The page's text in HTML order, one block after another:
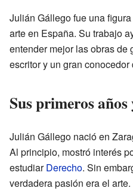
Julián Gállego fue una
arte en España. Su trabajo
entender mejor las obras de
escritor y un gran
Sus primeros
Julián Gállego nació en
Al principio, mostró interés
estudiarDerecho. Sin
verdadera pasión era el arte.